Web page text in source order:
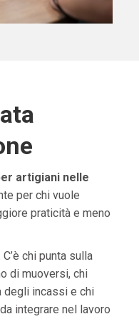
artigiani nelle
per chi vuole
praticità e meno
chi punta sulla
di muoversi, chi
degli incassi e chi
integrare nel lavoro